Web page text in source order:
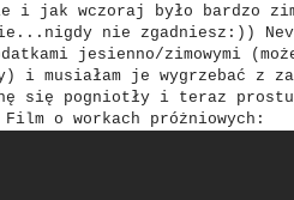
i jak wczoraj było bardzo
nie zgadniesz:))
jesienno/zimowymi
i musiałam je wygrzebać z
się pogniotły i teraz
Film o workach próżniowych: